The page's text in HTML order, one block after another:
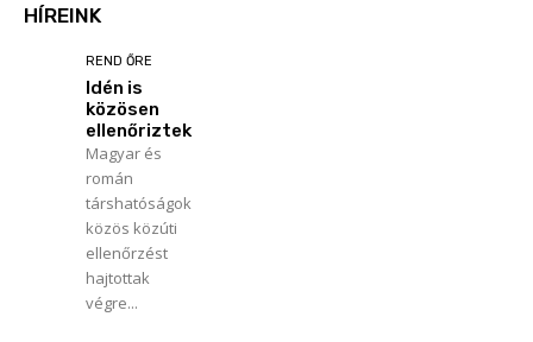
HÍREINK
REND ŐRE
Idén is
közösen
ellenőriztek
Magyar és
román
társhatóságok
közös közúti
ellenőrzést
hajtottak
végre...